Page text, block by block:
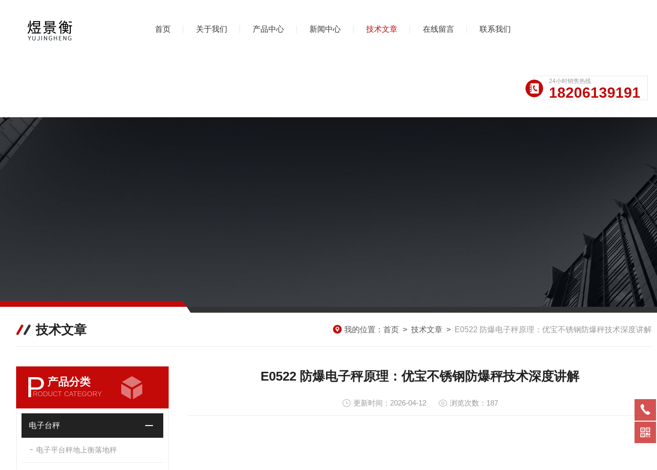
首页 关于我们 产品中心 新闻中心 技术文章 在线留言 联系我们
24小时销售热线
18206139191
技术文章 我的位置： 首页 > 技术文章 > E0522 防爆电子秤原理：优宝不锈钢防爆秤技术深度讲解
P 产品分类
RODUCT CATEGORY
电子台秤
电子平台秤地上衡落地秤
E0522 防爆电子秤原理：优宝不锈钢防爆秤技术深度讲解
更新时间：2026-04-12 浏览次数：187